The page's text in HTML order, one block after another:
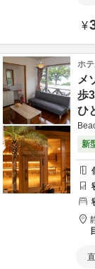
¥
ホ
メ
歩
ひ
新